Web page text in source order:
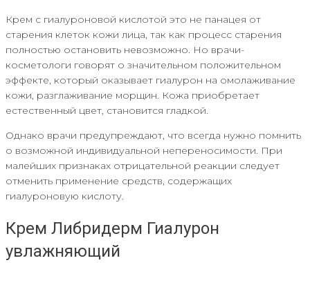
Крем с гиалуроновой кислотой это не панацея от
старения клеток кожи лица, так как процесс старения
полностью остановить невозможно. Но врачи-
косметологи говорят о значительном положительном
эффекте, который оказывает гиалурон на омолаживание
кожи, разглаживание морщин. Кожа приобретает
естественный цвет, становится гладкой.
Однако врачи предупреждают, что всегда нужно помнить
о возможной индивидуальной непереносимости. При
малейших признаках отрицательной реакции следует
отменить применение средств, содержащих
гиалуроновую кислоту.
Крем Либридерм Гиалурон
увлажняющий